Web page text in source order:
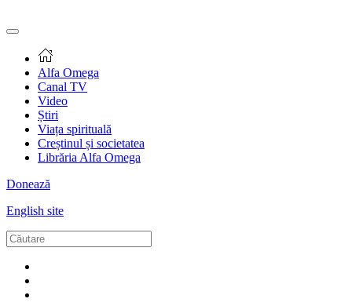
Alfa Omega
Canal TV
Video
Știri
Viața spirituală
Creștinul și societatea
Librăria Alfa Omega
Donează
English site